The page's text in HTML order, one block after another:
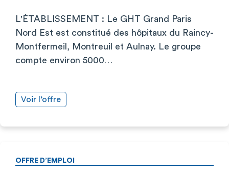
L'ÉTABLISSEMENT : Le GHT Grand Paris
Nord Est est constitué des hôpitaux du Raincy-
Montfermeil, Montreuil et Aulnay. Le groupe
compte environ 5000…
Voir l’offre
OFFRE D’EMPLOI